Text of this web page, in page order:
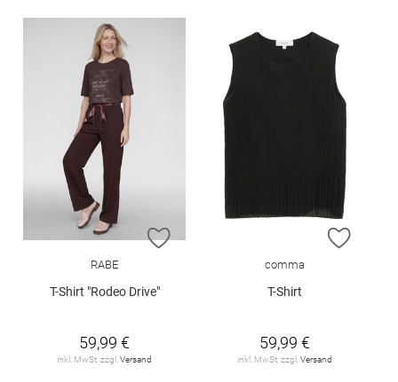
ZUR WUNSCHLISTE HINZUFÜGEN
RABE
T-Shirt "Rodeo Drive"
59,99 €
inkl. MwSt. zzgl. Versand
ZUR
comma
T-Shirt
59,99 €
inkl. MwSt. zzgl. Versand